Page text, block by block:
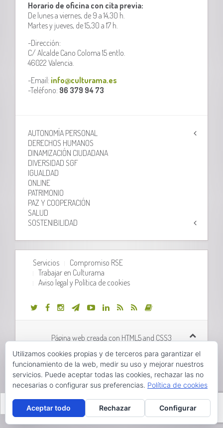
Horario de oficina con cita previa:
De lunes a viernes, de 9 a 14,30 h.
Martes y jueves, de 15,30 a 17 h.
-Dirección:
C/ Alcalde Cano Coloma 15 entlo.
46022 Valencia.
-Email: info@culturama.es
-Teléfono: 96 379 94 73
AUTONOMÍA PERSONAL
DERECHOS HUMANOS
DINAMIZACIÓN CIUDADANA
DIVERSIDAD SGF
IGUALDAD
ONLINE
PATRIMONIO
PAZ Y COOPERACIÓN
SALUD
SOSTENIBILIDAD
Servicios
Compromiso RSE
Trabajar en Culturama
Aviso legal y Política de cookies
Página web creada con HTML5 and CSS3
Desarrollo web realizado porOrix Systems
Hola, pincha aquí para abrir el chat.
Valencià Castellano
Utilizamos cookies propias y de terceros para garantizar el
funcionamiento de la web, medir su uso y mejorar nuestros
servicios. Puede aceptar todas las cookies, rechazar las no
necesarias o configurar sus preferencias. Política de cookies
Aceptar todo Rechazar Configurar